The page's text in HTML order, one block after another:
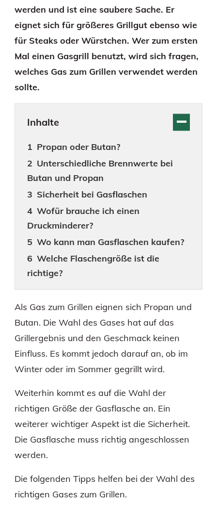
werden und ist eine saubere Sache. Er
eignet sich für größeres Grillgut ebenso wie
für Steaks oder Würstchen. Wer zum ersten
Mal einen Gasgrill benutzt, wird sich fragen,
welches Gas zum Grillen verwendet werden
sollte.
Inhalte
Propan oder Butan?
Unterschiedliche Brennwerte bei
Butan und Propan
Sicherheit bei Gasflaschen
Wofür brauche ich einen
Druckminderer?
Wo kann man Gasflaschen kaufen?
Welche Flaschengröße ist die
richtige?
Als Gas zum Grillen eignen sich Propan und
Butan. Die Wahl des Gases hat auf das
Grillergebnis und den Geschmack keinen
Einfluss. Es kommt jedoch darauf an, ob im
Winter oder im Sommer gegrillt wird.
Weiterhin kommt es auf die Wahl der
richtigen Größe der Gasflasche an. Ein
weiterer wichtiger Aspekt ist die Sicherheit.
Die Gasflasche muss richtig angeschlossen
werden.
Die folgenden Tipps helfen bei der Wahl des
richtigen Gases zum Grillen.